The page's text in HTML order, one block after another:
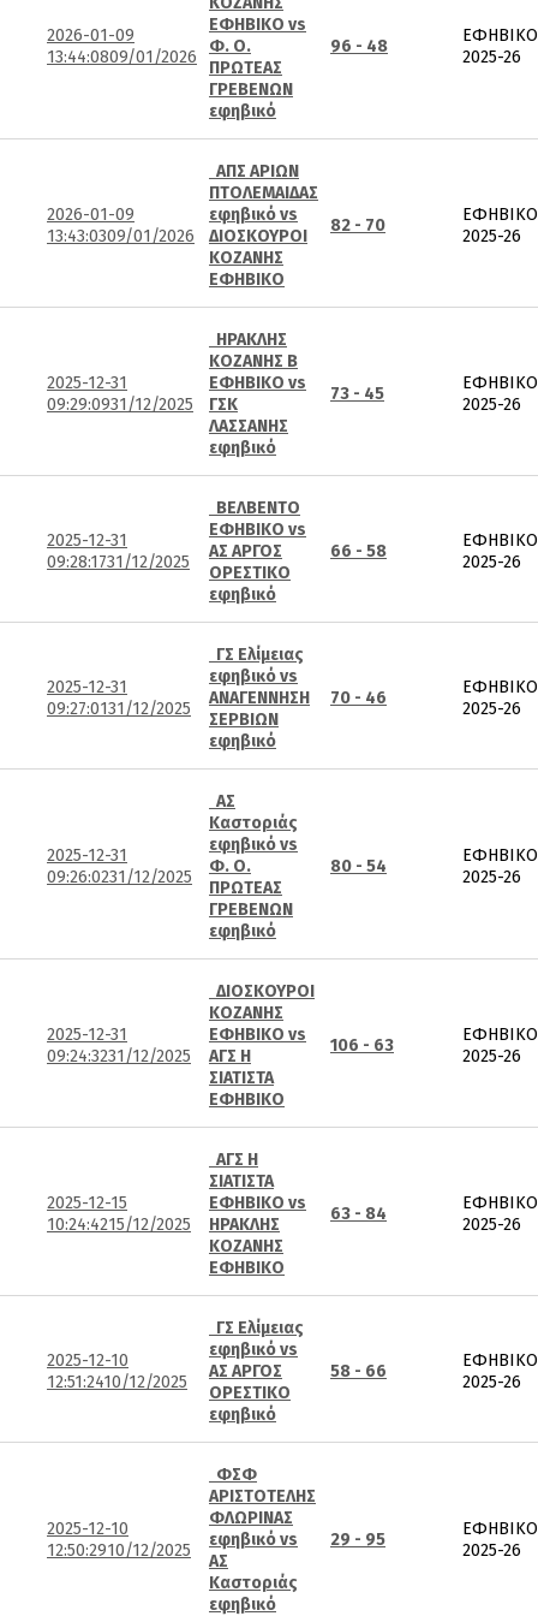
2026-01-09
13:44:0809/01/2026
ΕΦΗΒΙΚΟ vs
Φ. Ο.
ΠΡΩΤΕΑΣ
ΓΡΕΒΕΝΩΝ
εφηβικό
96 - 48
ΕΦΗΒΙΚΟ
2025-26
2026-01-09
13:43:0309/01/2026
ΑΠΣ ΑΡΙΩΝ
ΠΤΟΛΕΜΑΙΔΑΣ
εφηβικό vs
ΔΙΟΣΚΟΥΡΟΙ
ΚΟΖΑΝΗΣ
ΕΦΗΒΙΚΟ
82 - 70
ΕΦΗΒΙΚΟ
2025-26
2025-12-31
09:29:0931/12/2025
ΗΡΑΚΛΗΣ
ΚΟΖΑΝΗΣ Β
ΕΦΗΒΙΚΟ vs
ΓΣΚ
ΛΑΣΣΑΝΗΣ
εφηβικό
73 - 45
ΕΦΗΒΙΚΟ
2025-26
2025-12-31
09:28:1731/12/2025
ΒΕΛΒΕΝΤΟ
ΕΦΗΒΙΚΟ vs
ΑΣ ΑΡΓΟΣ
ΟΡΕΣΤΙΚΟ
εφηβικό
66 - 58
ΕΦΗΒΙΚΟ
2025-26
2025-12-31
09:27:0131/12/2025
ΓΣ Ελίμειας
εφηβικό vs
ΑΝΑΓΕΝΝΗΣΗ
ΣΕΡΒΙΩΝ
εφηβικό
70 - 46
ΕΦΗΒΙΚΟ
2025-26
2025-12-31
09:26:0231/12/2025
ΑΣ
Καστοριάς
εφηβικό vs
Φ. Ο.
ΠΡΩΤΕΑΣ
ΓΡΕΒΕΝΩΝ
εφηβικό
80 - 54
ΕΦΗΒΙΚΟ
2025-26
2025-12-31
09:24:3231/12/2025
ΔΙΟΣΚΟΥΡΟΙ
ΚΟΖΑΝΗΣ
ΕΦΗΒΙΚΟ vs
ΑΓΣ Η
ΣΙΑΤΙΣΤΑ
ΕΦΗΒΙΚΟ
106 - 63
ΕΦΗΒΙΚΟ
2025-26
2025-12-15
10:24:4215/12/2025
ΑΓΣ Η
ΣΙΑΤΙΣΤΑ
ΕΦΗΒΙΚΟ vs
ΗΡΑΚΛΗΣ
ΚΟΖΑΝΗΣ
ΕΦΗΒΙΚΟ
63 - 84
ΕΦΗΒΙΚΟ
2025-26
2025-12-10
12:51:2410/12/2025
ΓΣ Ελίμειας
εφηβικό vs
ΑΣ ΑΡΓΟΣ
ΟΡΕΣΤΙΚΟ
εφηβικό
58 - 66
ΕΦΗΒΙΚΟ
2025-26
2025-12-10
12:50:2910/12/2025
ΦΣΦ
ΑΡΙΣΤΟΤΕΛΗΣ
ΦΛΩΡΙΝΑΣ
εφηβικό vs
ΑΣ
Καστοριάς
εφηβικό
29 - 95
ΕΦΗΒΙΚΟ
2025-26